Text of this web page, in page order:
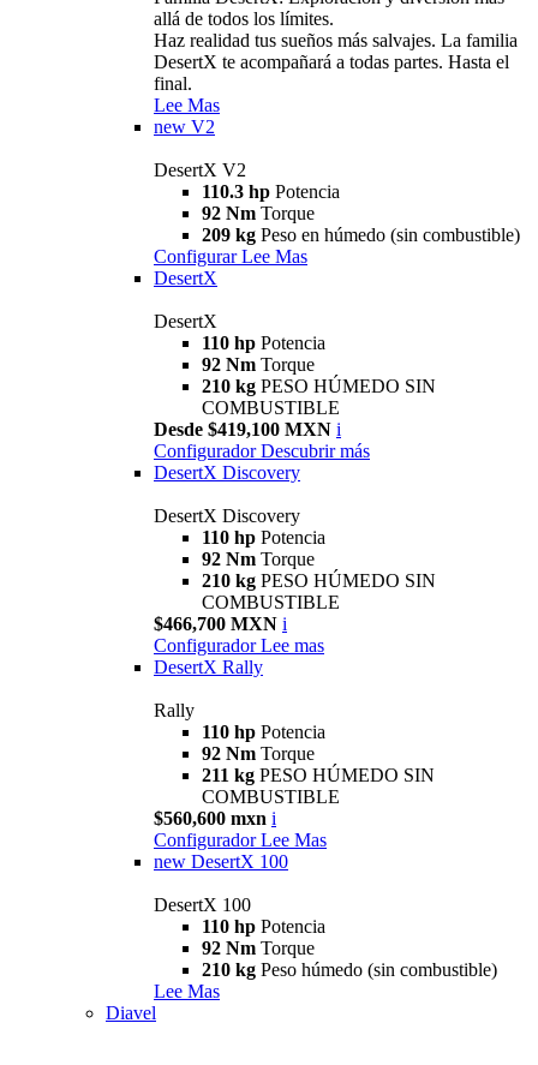
allá de todos los límites.
Haz realidad tus sueños más salvajes. La familia
DesertX te acompañará a todas partes. Hasta el
final.
Lee Mas
new V2
DesertX V2
110.3 hp Potencia
92 Nm Torque
209 kg Peso en húmedo (sin combustible)
Configurar Lee Mas
DesertX
DesertX
110 hp Potencia
92 Nm Torque
210 kg PESO HÚMEDO SIN
COMBUSTIBLE
Desde $419,100 MXN i
Configurador Descubrir más
DesertX Discovery
DesertX Discovery
110 hp Potencia
92 Nm Torque
210 kg PESO HÚMEDO SIN
COMBUSTIBLE
$466,700 MXN i
Configurador Lee mas
DesertX Rally
Rally
110 hp Potencia
92 Nm Torque
211 kg PESO HÚMEDO SIN
COMBUSTIBLE
$560,600 mxn i
Configurador Lee Mas
new DesertX 100
DesertX 100
110 hp Potencia
92 Nm Torque
210 kg Peso húmedo (sin combustible)
Lee Mas
Diavel